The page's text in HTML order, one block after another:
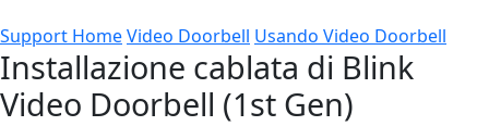
Support HomeVideo Doorbell Usando Video Doorbell
Installazione cablata di Blink
Video Doorbell (1st Gen)